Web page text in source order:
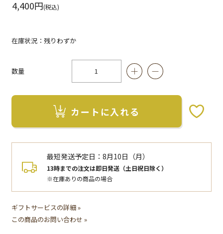
4,400円(税込)
在庫状況：残りわずか
数量
カートに入れる
最短発送予定日：8月10日（月）
13時までの注文は即日発送（土日祝日除く）
※在庫ありの商品の場合
ギフトサービスの詳細 »
この商品のお問い合わせ »